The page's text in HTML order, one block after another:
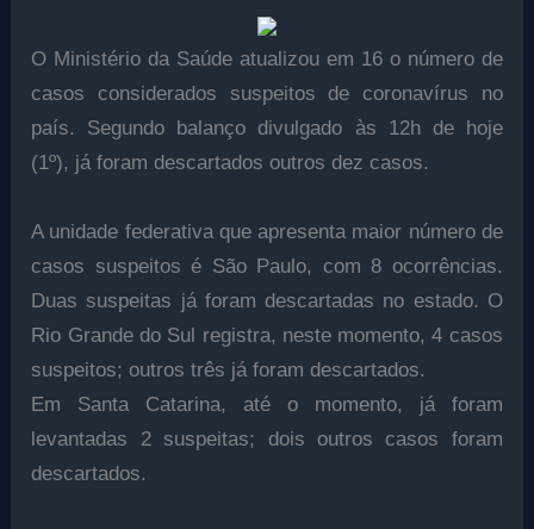
O Ministério da Saúde atualizou em 16 o número de
casos considerados suspeitos de coronavírus no
país. Segundo balanço divulgado às 12h de hoje
(1º), já foram descartados outros dez casos.
A unidade federativa que apresenta maior número de
casos suspeitos é São Paulo, com 8 ocorrências.
Duas suspeitas já foram descartadas no estado. O
Rio Grande do Sul registra, neste momento, 4 casos
suspeitos; outros três já foram descartados.
Em Santa Catarina, até o momento, já foram
levantadas 2 suspeitas; dois outros casos foram
descartados.